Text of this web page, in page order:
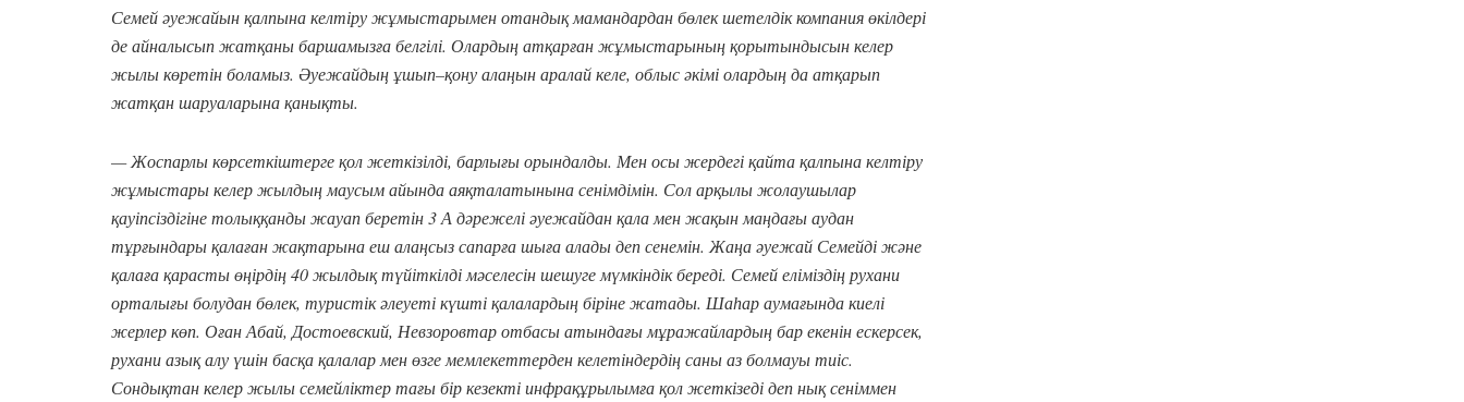
Семей әуежайын қалпына келтіру жұмыстарымен отандық мамандардан бөлек шетелдік компания өкілдері
де айналысып жатқаны баршамызға белгілі. Олардың атқарған жұмыстарының қорытындысын келер
жылы көретін боламыз. Әуежайдың ұшып–қону алаңын аралай келе, облыс әкімі олардың да атқарып
жатқан шаруаларына қанықты.
— Жоспарлы көрсеткіштерге қол жеткізілді, барлығы орындалды. Мен осы жердегі қайта қалпына келтіру
жұмыстары келер жылдың маусым айында аяқталатынына сенімдімін. Сол арқылы жолаушылар
қауіпсіздігіне толыққанды жауап беретін 3 А дәрежелі әуежайдан қала мен жақын маңдағы аудан
тұрғындары қалаған жақтарына еш алаңсыз сапарға шыға алады деп сенемін. Жаңа әуежай Семейді және
қалаға қарасты өңірдің 40 жылдық түйіткілді мәселесін шешуге мүмкіндік береді. Семей еліміздің рухани
орталығы болудан бөлек, туристік әлеуеті күшті қалалардың біріне жатады. Шаһар аумағында киелі
жерлер көп. Оған Абай, Достоевский, Невзоровтар отбасы атындағы мұражайлардың бар екенін ескерсек,
рухани азық алу үшін басқа қалалар мен өзге мемлекеттерден келетіндердің саны аз болмауы тиіс.
Сондықтан келер жылы семейліктер тағы бір кезекті инфрақұрылымға қол жеткізеді деп нық сеніммен